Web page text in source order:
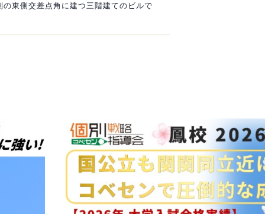
東側交差点角に建つ三階建てのビルで